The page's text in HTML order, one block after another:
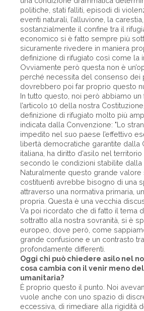
politiche, stati falliti, episodi di
eventi naturali, l’alluvione, la
sostanzialmente il confine tra il
economico si è fatto sempre più
sicuramente rivedere in maniera
definizione di rifugiato così come la
Ovviamente però questa non è
perché necessita del consenso dei
dovrebbero poi far proprio questo
In tutto questo, noi però abbiamo un
l’articolo 10 della nostra
definizione di rifugiato molto più
indicata dalla Convenzione: "Lo
impedito nel suo paese l’effettivo
libertà democratiche garantite dalla
italiana, ha diritto d’asilo nel
secondo le condizioni stabilite dalla
Naturalmente questo grande valore
costituenti avrebbe bisogno di una
attraverso una normativa primaria,
propria. Questa è una vecchia
Va poi ricordato che di fatto il tema
sottratto alla nostra sovranità, si è
europeo, dove però, come
grande confusione e un contrasto
profondamente differenti.
Oggi chi può chiedere asilo nel
cosa cambia con il venir meno
umanitaria?
È proprio questo il punto. Noi
vuole anche con uno spazio di
eccessiva, di rimediare alla rigidità